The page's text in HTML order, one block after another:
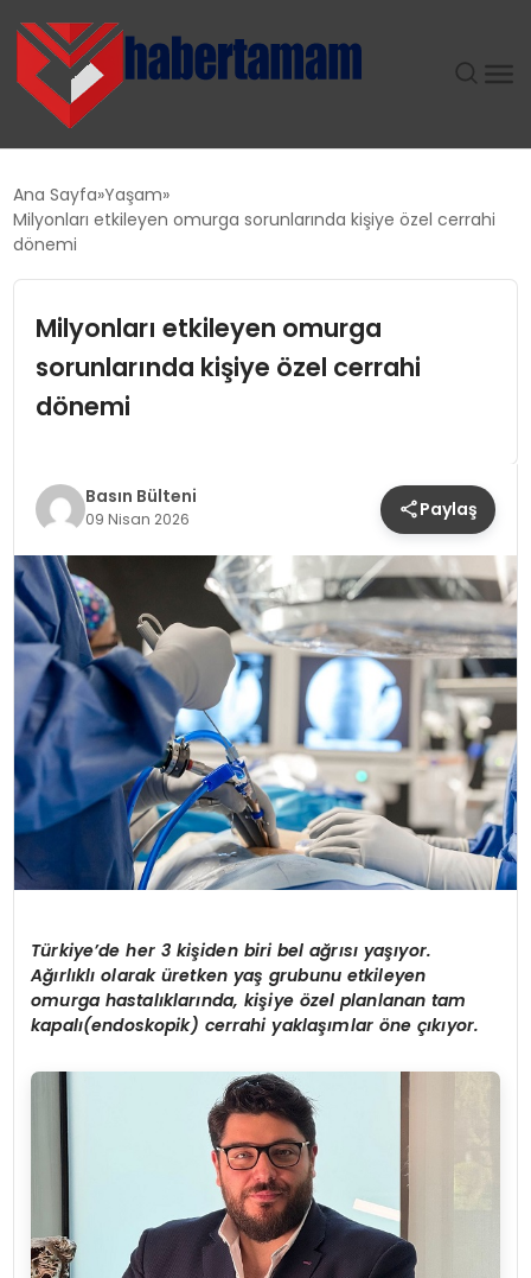
TEKNOLOJI
SAĞLIK
MAGAZIN
SIYASET
EĞITIM
YAŞAM
Ana Sayfa Yaşam
Milyonları etkileyen omurga sorunlarında kişiye özel cerrahi
dönemi
Milyonları etkileyen omurga
sorunlarında kişiye özel cerrahi
dönemi
Basın Bülteni
09 Nisan 2026 Paylaş
Türkiye’de her 3 kişiden biri bel ağrısı yaşıyor.
Ağırlıklı olarak üretken yaş grubunu etkileyen
omurga hastalıklarında, kişiye özel planlanan tam
kapalı(endoskopik) cerrahi yaklaşımlar öne çıkıyor.